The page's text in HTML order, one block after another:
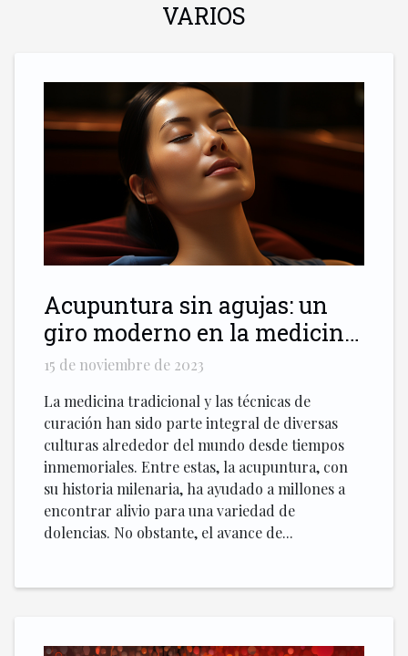
VARIOS
Acupuntura sin agujas: un
giro moderno en la medicina
tradicional
15 de noviembre de 2023
La medicina tradicional y las técnicas de
curación han sido parte integral de diversas
culturas alrededor del mundo desde tiempos
inmemoriales. Entre estas, la acupuntura, con
su historia milenaria, ha ayudado a millones a
encontrar alivio para una variedad de
dolencias. No obstante, el avance de...